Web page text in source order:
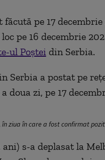
pe 17 decembrie
pe 16 decembrie
ul Poșteidin Serbia.
Serbia a postat pe
doua zi, pe 17
în ziua în care a fost confirmat
s-a deplasat la